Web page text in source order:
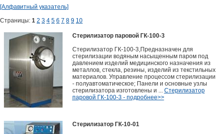
[Алфавитный указатель]
Страницы: 1 2 3 4 5 6 7 8 9 10
Стерилизатор паровой ГК-100-3
Стерилизатор ГК-100-3,Предназначен для
стерилизации водяным насыщенным паром под
давлением изделий медицинского назначения из
металлов, стекла, резины, изделий из текстильных
материалов. Управление процессом стерилизации
- полуавтоматическое; Панели и основные узлы
стерилизатора изготовлены и ... Стерилизатор
паровой ГК-100-3 - подробнее>>
Стерилизатор ГК-10-01